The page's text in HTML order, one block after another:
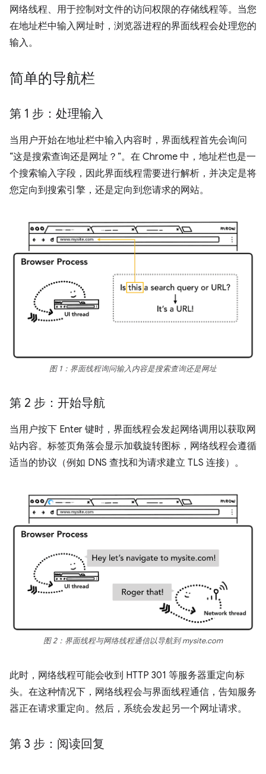
网络线程、用于控制对文件的访问权限的存储线程等。当您
在地址栏中输入网址时，浏览器进程的界面线程会处理您的
输入。
简单的导航栏
第 1 步：处理输入
当用户开始在地址栏中输入内容时，界面线程首先会询问
“这是搜索查询还是网址？”。在 Chrome 中，地址栏也是一
个搜索输入字段，因此界面线程需要进行解析，并决定是将
您定向到搜索引擎，还是定向到您请求的网站。
图 1：界面线程询问输入内容是搜索查询还是网址
第 2 步：开始导航
当用户按下 Enter 键时，界面线程会发起网络调用以获取网
站内容。标签页角落会显示加载旋转图标，网络线程会遵循
适当的协议（例如 DNS 查找和为请求建立 TLS 连接）。
图 2：界面线程与网络线程通信以导航到 mysite.com
此时，网络线程可能会收到 HTTP 301 等服务器重定向标
头。在这种情况下，网络线程会与界面线程通信，告知服务
器正在请求重定向。然后，系统会发起另一个网址请求。
第 3 步：阅读回复